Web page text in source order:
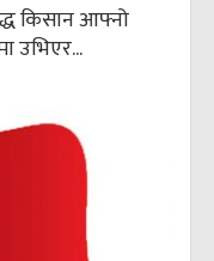
किसान आफ्नो
उभिएर...